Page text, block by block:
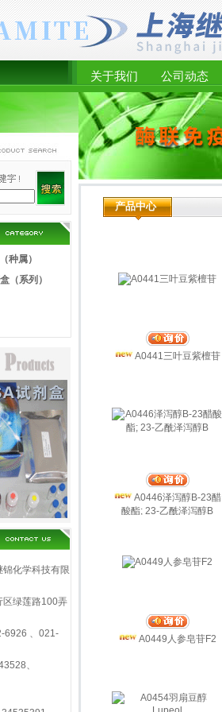
关于我们 公司动态
种属）
（系列）
化学科技有限
绿莲路100弄
、021-
、
产品中心
A0441三叶豆紫檀苷
A0446泽泻醇B-23醋
酸酯; 23-乙酰泽泻醇B
A0449人参皂苷F2